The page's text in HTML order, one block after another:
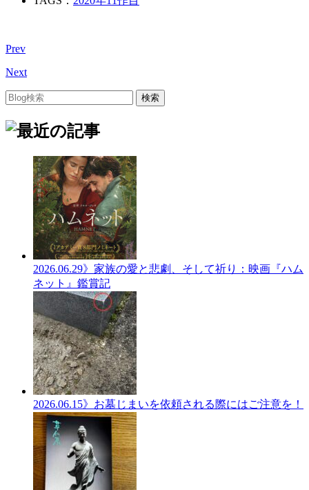
Prev
Next
2026.06.29》家族の愛と悲劇、そして祈り：映画『ハム
ネット』鑑賞記
2026.06.15》お墓じまいを依頼される際にはご注意を！